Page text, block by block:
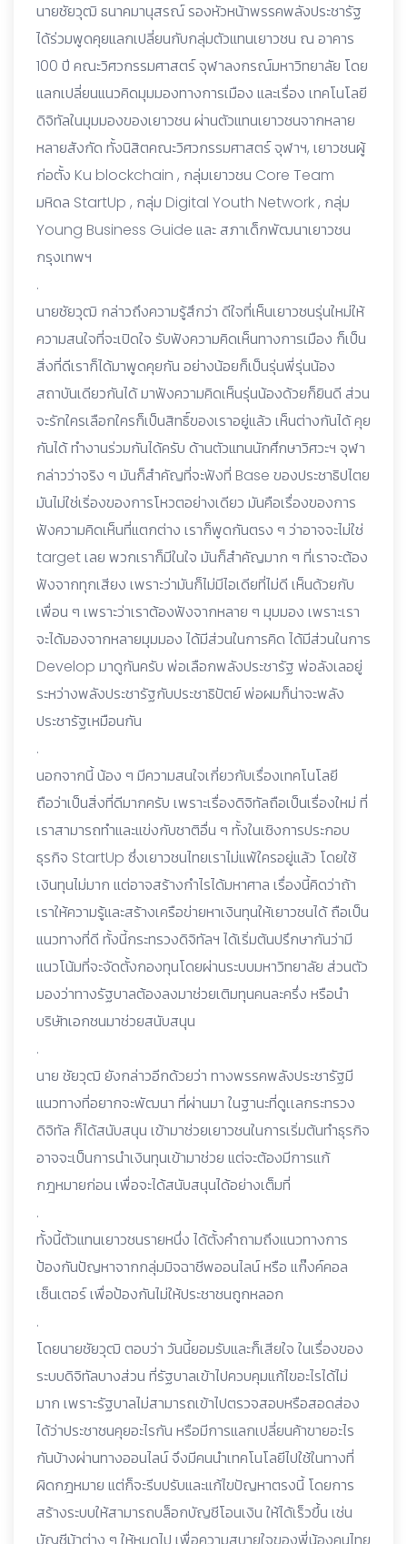
นายชัยวุฒิ ธนาคมานุสรณ์ รองหัวหน้าพรรคพลังประชารัฐ
ได้ร่วมพูดคุยแลกเปลี่ยนกับกลุ่มตัวแทนเยาวชน ณ อาคาร
100 ปี คณะวิศวกรรมศาสตร์ จุฬาลงกรณ์มหาวิทยาลัย โดย
แลกเปลี่ยนแนวคิดมุมมองทางการเมือง และเรื่อง เทคโนโลยี
ดิจิทัลในมุมมองของเยาวชน ผ่านตัวแทนเยาวชนจากหลาย
หลายสังกัด ทั้งนิสิตคณะวิศวกรรมศาสตร์ จุฬาฯ, เยาวชนผู้
ก่อตั้ง Ku blockchain , กลุ่มเยาวชน Core Team
มหิดล StartUp , กลุ่ม Digital Youth Network , กลุ่ม
Young Business Guide และ สภาเด็กพัฒนาเยาวชน
กรุงเทพฯ
.
นายชัยวุฒิ กล่าวถึงความรู้สึกว่า ดีใจที่เห็นเยาวชนรุ่นใหม่ให้
ความสนใจที่จะเปิดใจ รับฟังความคิดเห็นทางการเมือง ก็เป็น
สิ่งที่ดีเราก็ได้มาพูดคุยกัน อย่างน้อยก็เป็นรุ่นพี่รุ่นน้อง
สถาบันเดียวกันได้ มาฟังความคิดเห็นรุ่นน้องด้วยก็ยินดี ส่วน
จะรักใครเลือกใครก็เป็นสิทธิ์ของเราอยู่แล้ว เห็นต่างกันได้ คุย
กันได้ ทำงานร่วมกันได้ครับ ด้านตัวแทนนักศึกษาวิศวะฯ จุฬา
กล่าวว่าจริง ๆ มันก็สำคัญที่จะฟังที่ Base ของประชาธิปไตย
มันไม่ใช่เริ่องของการโหวตอย่างเดียว มันคือเรื่องของการ
ฟังความคิดเห็นที่แตกต่าง เราก็พูดกันตรง ๆ ว่าอาจจะไม่ใช่
target เลย พวกเราก็มีในใจ มันก็สำคัญมาก ๆ ที่เราจะต้อง
ฟังจากทุกเสียง เพราะว่ามันก็ไม่มีไอเดียที่ไม่ดี เห็นด้วยกับ
เพื่อน ๆ เพราะว่าเราต้องฟังจากหลาย ๆ มุมมอง เพราะเรา
จะได้มองจากหลายมุมมอง ได้มีส่วนในการคิด ได้มีส่วนในการ
Develop มาดูกันครับ พ่อเลือกพลังประชารัฐ พ่อลังเลอยู่
ระหว่างพลังประชารัฐกับประชาธิปัตย์ พ่อผมก็น่าจะพลัง
ประชารัฐเหมือนกัน
.
นอกจากนี้ น้อง ๆ มีความสนใจเกี่ยวกับเรื่องเทคโนโลยี
ถือว่าเป็นสิ่งที่ดีมากครับ เพราะเรื่องดิจิทัลถือเป็นเรื่องใหม่ ที่
เราสามารถทำและแข่งกับชาติอื่น ๆ ทั้งในเชิงการประกอบ
ธุรกิจ StartUp ซึ่งเยาวชนไทยเราไม่แพ้ใครอยู่แล้ว โดยใช้
เงินทุนไม่มาก แต่อาจสร้างกำไรได้มหาศาล เรื่องนี้คิดว่าถ้า
เราให้ความรู้และสร้างเครือข่ายหาเงินทุนให้เยาวชนได้ ถือเป็น
แนวทางที่ดี ทั้งนี้กระทรวงดิจิทัลฯ ได้เริ่มต้นปรึกษากันว่ามี
แนวโน้มที่จะจัดตั้งกองทุนโดยผ่านระบบมหาวิทยาลัย ส่วนตัว
มองว่าทางรัฐบาลต้องลงมาช่วยเติมทุนคนละครึ่ง หรือนำ
บริษัทเอกชนมาช่วยสนับสนุน
.
นาย ชัยวุฒิ ยังกล่าวอีกด้วยว่า ทางพรรคพลังประชารัฐมี
แนวทางที่อยากจะพัฒนา ที่ผ่านมา ในฐานะที่ดูเเลกระทรวง
ดิจิทัล ก็ได้สนับสนุน เข้ามาช่วยเยาวชนในการเริ่มต้นทำธุรกิจ
อาจจะเป็นการนำเงินทุนเข้ามาช่วย แต่จะต้องมีการแก้
กฎหมายก่อน เพื่อจะได้สนับสนุนได้อย่างเต็มที่
.
ทั้งนี้ตัวแทนเยาวชนรายหนึ่ง ได้ตั้งคำถามถึงแนวทางการ
ป้องกันปัญหาจากกลุ่มมิจฉาชีพออนไลน์ หรือ แก๊งค์คอล
เซ็นเตอร์ เพื่อป้องกันไม่ให้ประชาชนถูกหลอก
.
โดยนายชัยวุฒิ ตอบว่า วันนี้ยอมรับและก็เสียใจ ในเรื่องของ
ระบบดิจิทัลบางส่วน ที่รัฐบาลเข้าไปควบคุมแก้ไขอะไรได้ไม่
มาก เพราะรัฐบาลไม่สามารถเข้าไปตรวจสอบหรือสอดส่อง
ได้ว่าประชาชนคุยอะไรกัน หรือมีการแลกเปลี่ยนค้าขายอะไร
กันบ้างผ่านทางออนไลน์ จึงมีคนนำเทคโนโลยีไปใช้ในทางที่
ผิดกฎหมาย แต่ก็จะรีบปรับและแก้ไขปัญหาตรงนี้ โดยการ
สร้างระบบให้สามารถบล็อกบัญชีโอนเงิน ให้ได้เร็วขึ้น เช่น